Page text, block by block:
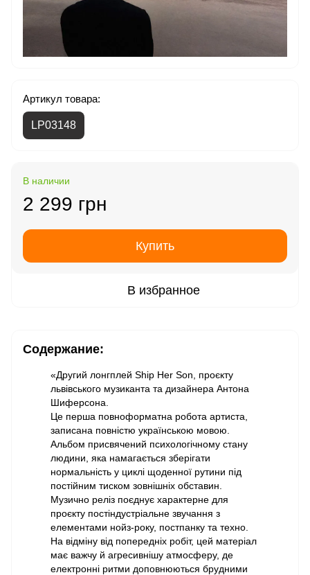
Артикул товара:
LP03148
В наличии
2 299 грн
Купить
В избранное
Содержание:
«Другий лонгплей Ship Her Son, проєкту
львівського музиканта та дизайнера Антона
Шиферсона.
Це перша повноформатна робота артиста,
записана повністю українською мовою.
Альбом присвячений психологічному стану
людини, яка намагається зберігати
нормальність у циклі щоденної рутини під
постійним тиском зовнішніх обставин.
Музично реліз поєднує характерне для
проєкту постіндустріальне звучання з
елементами нойз-року, постпанку та техно.
На відміну від попередніх робіт, цей матеріал
має важчу й агресивнішу атмосферу, де
електронні ритми доповнюються брудними